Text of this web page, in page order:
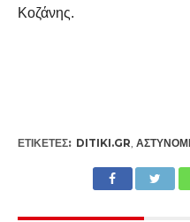
Κοζάνης.
ΕΤΙΚΕΤΕΣ: DITIKI.GR,